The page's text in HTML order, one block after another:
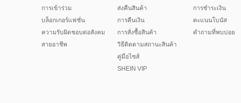
การเข้าร่วม
บล็อกเกอร์แฟชั่น
ความรับผิดชอบต่อสังคม
สายอาชีพ
ส่งคืนสินค้า
การคืนเงิน
การสั่งซื้อสินค้า
วิธีติดตามสถานะสินค้า
คู่มือไซส์
SHEIN VIP
การชำระเงิน
คะแนนโบนัส
คำถามที่พบบ่อย